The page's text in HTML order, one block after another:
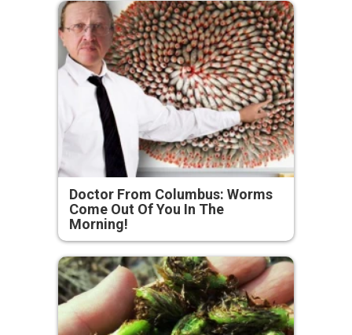
Doctor From Columbus: Worms
Come Out Of You In The
Morning!